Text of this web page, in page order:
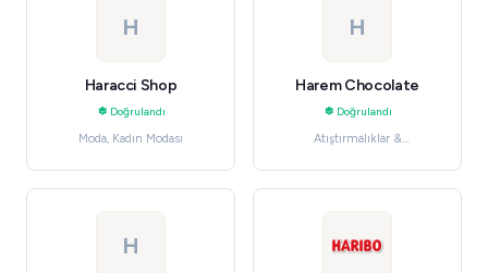
H
Haracci Shop
Doğrulandı
Moda, Kadın Modası
H
Harem Chocolate
Doğrulandı
Atıştırmalıklar &
H